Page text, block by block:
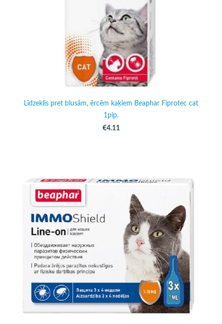
Līdzeklis pret blusām, ērcēm kaķiem Beaphar Fiprotec cat
1pip.
€4.11